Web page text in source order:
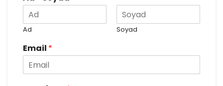
Ad Soyad
Email *